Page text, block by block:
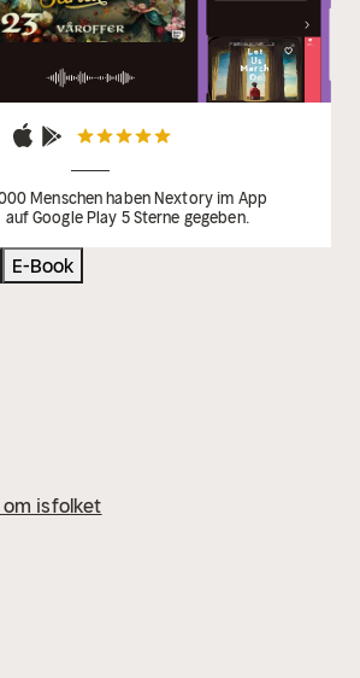
Menschen haben Nextory im App
Google Play 5 Sterne gegeben.
E-Book
om isfolket